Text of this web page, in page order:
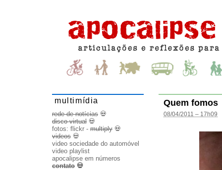
Quem fomos
08/04/2011 – 17h09
multimídia
rede de notícias 💀
disco virtual 💀
fotos: flickr - multiply 💀
videos 💀
video sociedade do automóvel
video playlist
apocalipse em números
contato 💀